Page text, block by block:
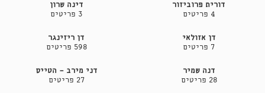
דורית פרוביזור
4 פריטים
דינה שרון
3 פריטים
דן אזולאי
7 פריטים
דן ריזינגר
598 פריטים
דנה שמיר
28 פריטים
דני מירב - הטייס
27 פריטים